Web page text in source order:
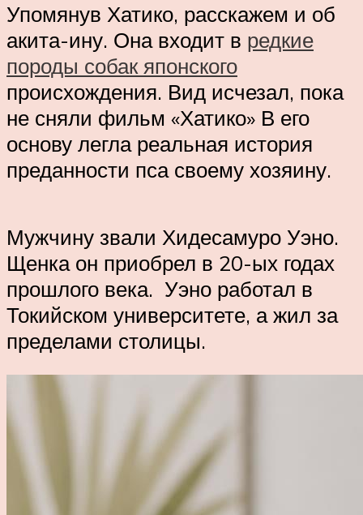
Упомянув Хатико, расскажем и об
акита-ину. Она входит в редкие
породы собак японского
происхождения. Вид исчезал, пока
не сняли фильм «Хатико» В его
основу легла реальная история
преданности пса своему хозяину.
Мужчину звали Хидесамуро Уэно.
Щенка он приобрел в 20-ых годах
прошлого века. Уэно работал в
Токийском университете, а жил за
пределами столицы.